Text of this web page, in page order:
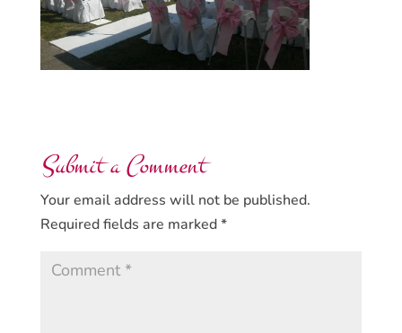
Submit a Comment
Your email address will not be published.
Required fields are marked*